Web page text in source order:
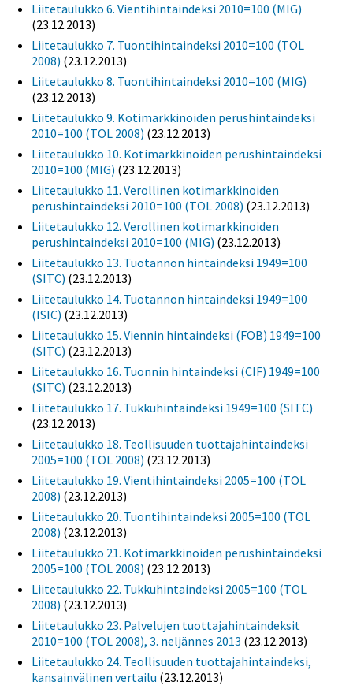
Liitetaulukko 6. Vientihintaindeksi 2010=100 (MIG)
(23.12.2013)
Liitetaulukko 7. Tuontihintaindeksi 2010=100 (TOL
2008) (23.12.2013)
Liitetaulukko 8. Tuontihintaindeksi 2010=100 (MIG)
(23.12.2013)
Liitetaulukko 9. Kotimarkkinoiden perushintaindeksi
2010=100 (TOL 2008) (23.12.2013)
Liitetaulukko 10. Kotimarkkinoiden perushintaindeksi
2010=100 (MIG) (23.12.2013)
Liitetaulukko 11. Verollinen kotimarkkinoiden
perushintaindeksi 2010=100 (TOL 2008) (23.12.2013)
Liitetaulukko 12. Verollinen kotimarkkinoiden
perushintaindeksi 2010=100 (MIG) (23.12.2013)
Liitetaulukko 13. Tuotannon hintaindeksi 1949=100
(SITC) (23.12.2013)
Liitetaulukko 14. Tuotannon hintaindeksi 1949=100
(ISIC) (23.12.2013)
Liitetaulukko 15. Viennin hintaindeksi (FOB) 1949=100
(SITC) (23.12.2013)
Liitetaulukko 16. Tuonnin hintaindeksi (CIF) 1949=100
(SITC) (23.12.2013)
Liitetaulukko 17. Tukkuhintaindeksi 1949=100 (SITC)
(23.12.2013)
Liitetaulukko 18. Teollisuuden tuottajahintaindeksi
2005=100 (TOL 2008) (23.12.2013)
Liitetaulukko 19. Vientihintaindeksi 2005=100 (TOL
2008) (23.12.2013)
Liitetaulukko 20. Tuontihintaindeksi 2005=100 (TOL
2008) (23.12.2013)
Liitetaulukko 21. Kotimarkkinoiden perushintaindeksi
2005=100 (TOL 2008) (23.12.2013)
Liitetaulukko 22. Tukkuhintaindeksi 2005=100 (TOL
2008) (23.12.2013)
Liitetaulukko 23. Palvelujen tuottajahintaindeksit
2010=100 (TOL 2008), 3. neljännes 2013 (23.12.2013)
Liitetaulukko 24. Teollisuuden tuottajahintaindeksi,
kansainvälinen vertailu (23.12.2013)